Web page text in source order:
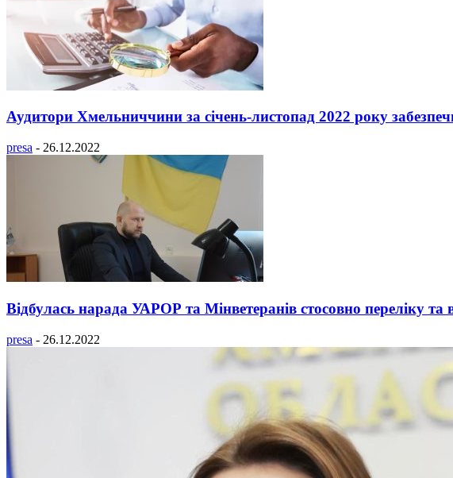
Аудитори Хмельниччини за січень-листопад 2022 року
presa - 26.12.2022
Відбулась нарада УАРОР та Мінветеранів стосовно переліку та
presa - 26.12.2022